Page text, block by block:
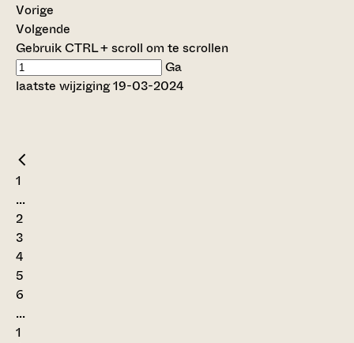
Vorige
Volgende
Gebruik CTRL + scroll om te scrollen
Ga
laatste wijziging 19-03-2024
1
...
2
3
4
5
6
...
1